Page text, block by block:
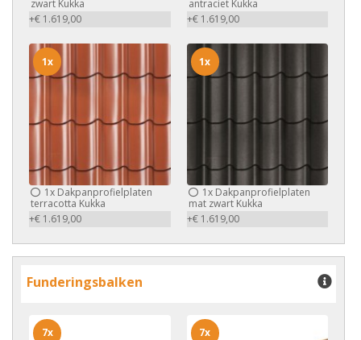
zwart Kukka
+€ 1.619,00
antraciet Kukka
+€ 1.619,00
1x Dakpanprofielplaten
terracotta Kukka
+€ 1.619,00
1x
1xDakpanprofielplaten
mat zwart Kukka
+€ 1.619,00
1x
Funderingsbalken
7x 7x